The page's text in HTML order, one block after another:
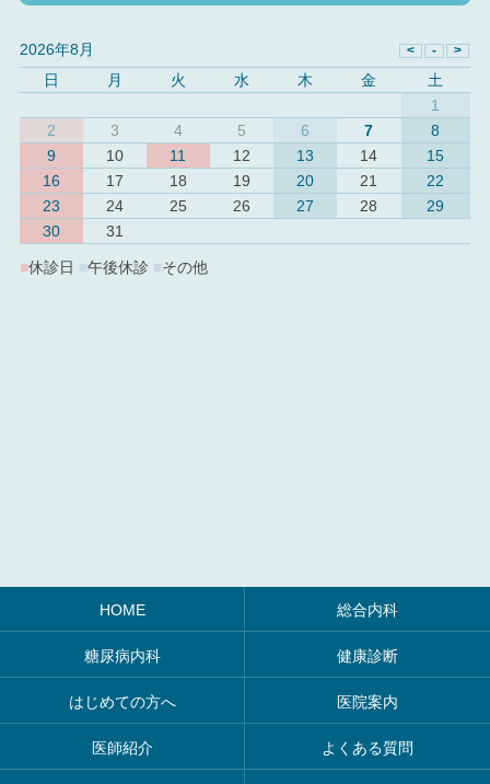
2026年8月
日
月 火 水 木 金
土
1
2
3 4 5 6 7
8
9
10 11 12 13 14
15
16
17 18 19 20 21
22
23
24 25 26 27 28
29
30
31
■休診日 ■午後休診 その他
HOME 総合内科
糖尿病内科 健康診断
はじめての方へ 医院案内
医師紹介 よくある質問